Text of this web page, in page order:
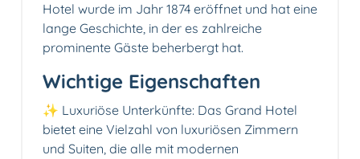
Hotel wurde im Jahr 1874 eröffnet und hat eine
lange Geschichte, in der es zahlreiche
prominente Gäste beherbergt hat.
Wichtige Eigenschaften
✨ Luxuriöse Unterkünfte: Das Grand Hotel
bietet eine Vielzahl von luxuriösen Zimmern
und Suiten, die alle mit modernen